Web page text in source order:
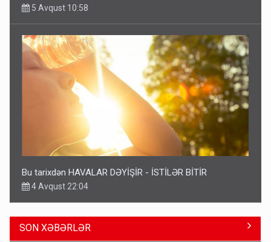
5 Avqust 10:58
Bu tarixdən HAVALAR DƏYİŞİR - İSTİLƏR BİTİR
4 Avqust 22:04
SON XƏBƏRLƏR